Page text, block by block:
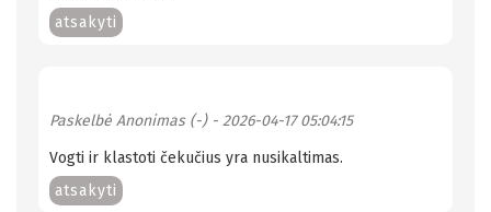
atsakyti
Paskelbė Anonimas (-)- 2026-04-17 05:04:15
Vogti ir klastoti čekučius yra nusikaltimas.
atsakyti